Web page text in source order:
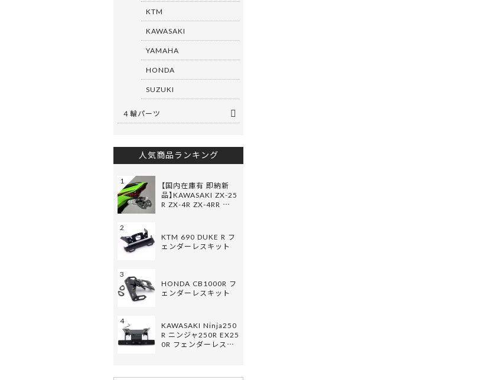
KTM
KAWASAKI
YAMAHA
HONDA
SUZUKI
４輪パーツ
人気商品ランキング
【国内在庫有 即納新
品】KAWASAKI ZX-25
R ZX-4R ZX-4RR …
1
KTM 690 DUKE R フ
ェンダーレスキット
2
HONDA CB1000R フ
ェンダーレスキット
3
KAWASAKI Ninja250
R ニンジャ250R EX25
0R フェンダーレス…
4